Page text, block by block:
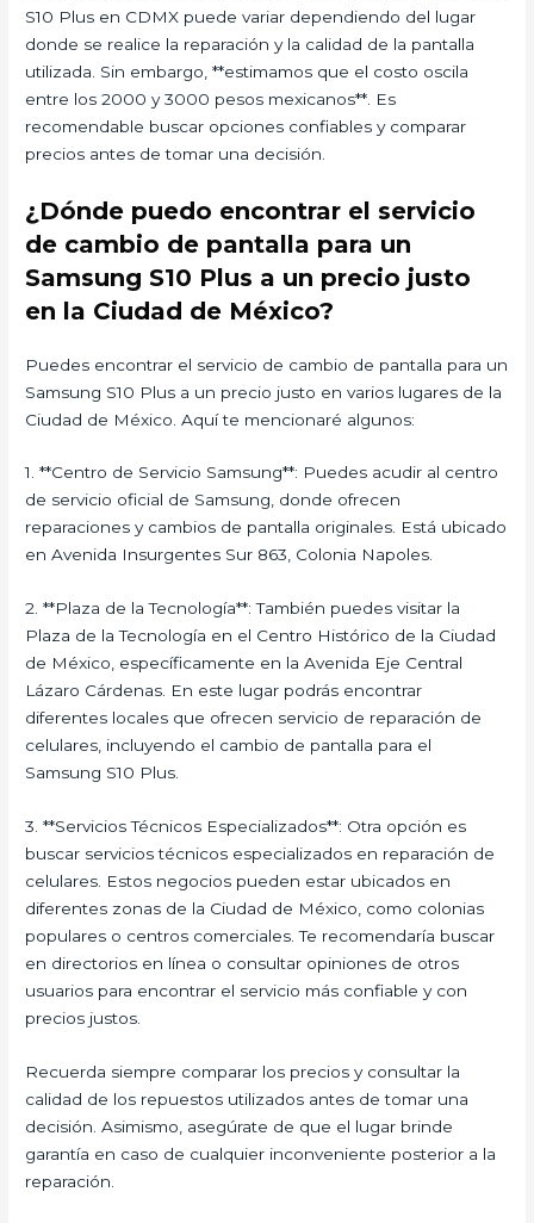
S10 Plus en CDMX puede variar dependiendo del lugar
donde se realice la reparación y la calidad de la pantalla
utilizada. Sin embargo, **estimamos que el costo oscila
entre los 2000 y 3000 pesos mexicanos**. Es
recomendable buscar opciones confiables y comparar
precios antes de tomar una decisión.
¿Dónde puedo encontrar el servicio
de cambio de pantalla para un
Samsung S10 Plus a un precio justo
en la Ciudad de México?
Puedes encontrar el servicio de cambio de pantalla para un
Samsung S10 Plus a un precio justo en varios lugares de la
Ciudad de México. Aquí te mencionaré algunos:
1. **Centro de Servicio Samsung**: Puedes acudir al centro
de servicio oficial de Samsung, donde ofrecen
reparaciones y cambios de pantalla originales. Está ubicado
en Avenida Insurgentes Sur 863, Colonia Napoles.
2. **Plaza de la Tecnología**: También puedes visitar la
Plaza de la Tecnología en el Centro Histórico de la Ciudad
de México, específicamente en la Avenida Eje Central
Lázaro Cárdenas. En este lugar podrás encontrar
diferentes locales que ofrecen servicio de reparación de
celulares, incluyendo el cambio de pantalla para el
Samsung S10 Plus.
3. **Servicios Técnicos Especializados**: Otra opción es
buscar servicios técnicos especializados en reparación de
celulares. Estos negocios pueden estar ubicados en
diferentes zonas de la Ciudad de México, como colonias
populares o centros comerciales. Te recomendaría buscar
en directorios en línea o consultar opiniones de otros
usuarios para encontrar el servicio más confiable y con
precios justos.
Recuerda siempre comparar los precios y consultar la
calidad de los repuestos utilizados antes de tomar una
decisión. Asimismo, asegúrate de que el lugar brinde
garantía en caso de cualquier inconveniente posterior a la
reparación.